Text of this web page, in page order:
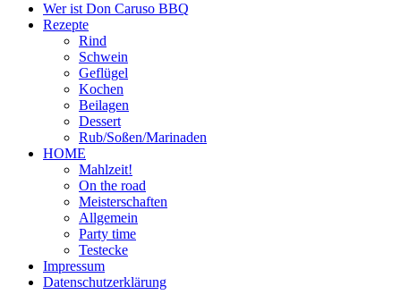
Wer ist Don Caruso BBQ
Rezepte
Rind
Schwein
Geflügel
Kochen
Beilagen
Dessert
Rub/Soßen/Marinaden
HOME
Mahlzeit!
On the road
Meisterschaften
Allgemein
Party time
Testecke
Impressum
Datenschutzerklärung